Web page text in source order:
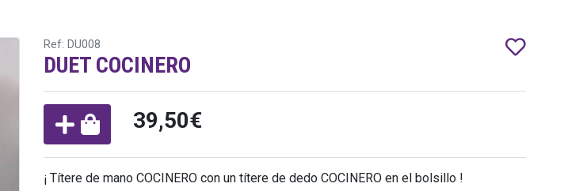
Ref: DU008
DUET COCINERO
39,50€
¡ Títere de mano COCINERO con un títere de dedo COCINERO en el bolsillo !